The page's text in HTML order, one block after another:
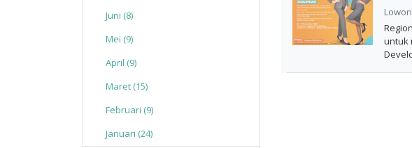
Juni (8)
Mei (9)
April (9)
Maret (15)
Februari (9)
Januari (24)
untuk